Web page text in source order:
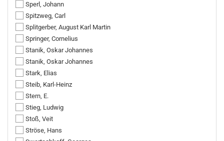
Sperl, Johann
Spitzweg, Carl
Splitgerber, August Karl Martin
Springer, Cornelius
Stanik, Oskar Johannes
Stanik, Oskar Johannes
Stark, Elias
Steib, Karl-Heinz
Stern, E.
Stieg, Ludwig
Stoß, Veit
Ströse, Hans